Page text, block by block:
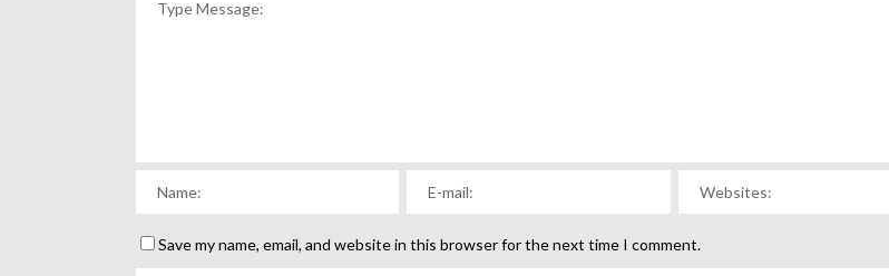
Save my name, email, and website in this browser for the next time I comment.